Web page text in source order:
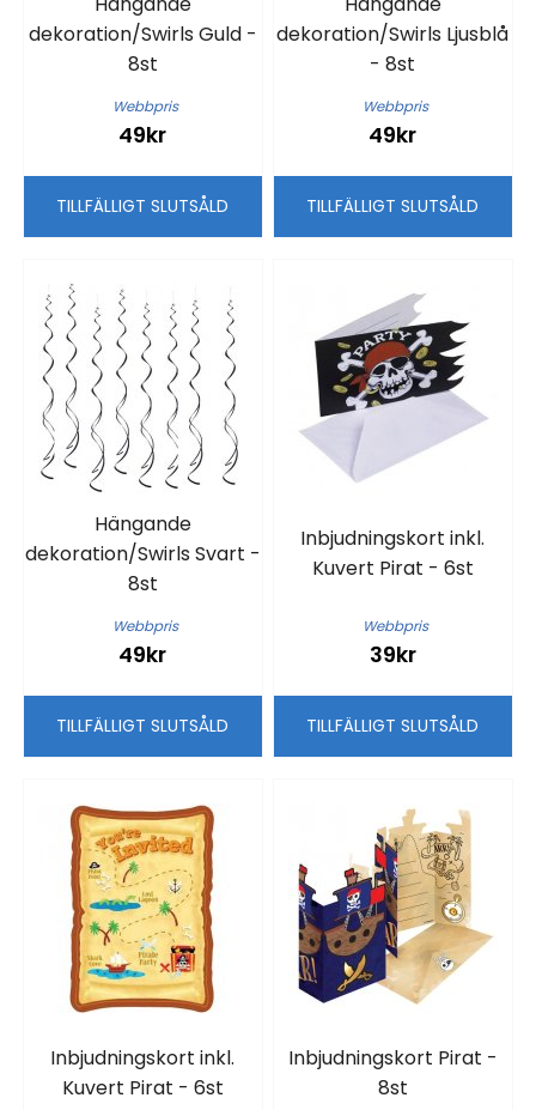
dekoration/Swirls Guld -
8st
Webbpris
49kr
TILLFÄLLIGT SLUTSÅLD
dekoration/Swirls Ljusblå
- 8st
Webbpris
49kr
TILLFÄLLIGT SLUTSÅLD
Hängande
dekoration/Swirls Svart -
8st
Webbpris
49kr
TILLFÄLLIGT SLUTSÅLD
Inbjudningskort inkl.
Kuvert Pirat - 6st
Webbpris
39kr
TILLFÄLLIGT SLUTSÅLD
Inbjudningskort inkl.
Kuvert Pirat - 6st
Inbjudningskort Pirat -
8st